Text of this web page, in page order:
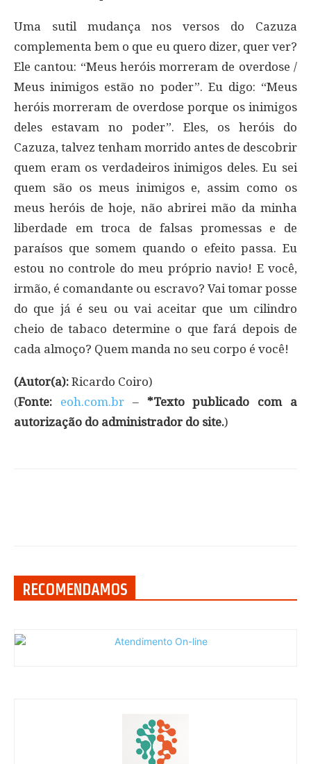
Uma sutil mudança nos versos do Cazuza
complementa bem o que eu quero dizer, quer ver?
Ele cantou: “Meus heróis morreram de overdose /
Meus inimigos estão no poder”. Eu digo: “Meus
heróis morreram de overdose porque os inimigos
deles estavam no poder”. Eles, os heróis do
Cazuza, talvez tenham morrido antes de descobrir
quem eram os verdadeiros inimigos deles. Eu sei
quem são os meus inimigos e, assim como os
meus heróis de hoje, não abrirei mão da minha
liberdade em troca de falsas promessas e de
paraísos que somem quando o efeito passa. Eu
estou no controle do meu próprio navio! E você,
irmão, é comandante ou escravo? Vai tomar posse
do que já é seu ou vai aceitar que um cilindro
cheio de tabaco determine o que fará depois de
cada almoço? Quem manda no seu corpo é você!
(Autor(a): Ricardo Coiro)
(Fonte: eoh.com.br– *Texto publicado com a
autorização do administrador do site.)
RECOMENDAMOS